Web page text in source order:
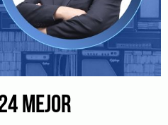
MEJOR